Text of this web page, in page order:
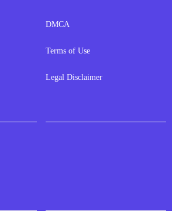
DMCA
Terms of Use
Legal Disclaimer